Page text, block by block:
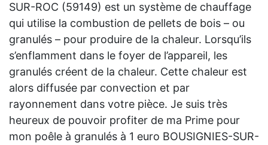
SUR-ROC (59149) est un système de chauffage
qui utilise la combustion de pellets de bois – ou
granulés – pour produire de la chaleur. Lorsqu’ils
s’enflamment dans le foyer de l’appareil, les
granulés créent de la chaleur. Cette chaleur est
alors diffusée par convection et par
rayonnement dans votre pièce. Je suis très
heureux de pouvoir profiter de ma Prime pour
mon poêle à granulés à 1 euro BOUSIGNIES-SUR-